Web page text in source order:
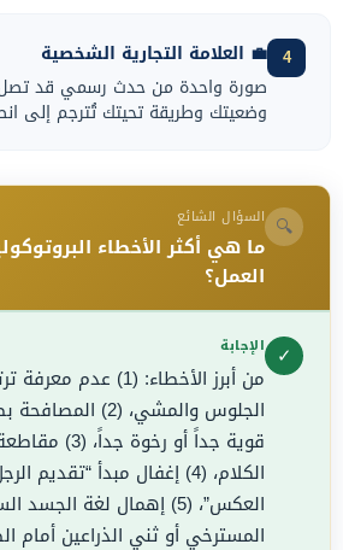
4 💼 العلامة التجارية الشخصية
صورة واحدة من حدث رسمي قد تصل
وضعيتك وطريقة تحيتك تُترجم إلى
🔍 السؤال الشائع
ما هي أكثر الأخطاء
العمل؟
✓ الإجابة
من أبرز الأخطاء: (1)
الجلوس والمشي، (2)
قوية جداً أو
الكلام، (4) إغفال مبدأ
العكس”، (5) إهمال لغة
المسترخي أو ثني الذراعين أمام